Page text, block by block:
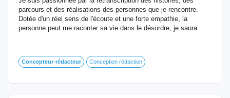
parcours et des réalisations des personnes que je rencontre.
Dotée d'un réel sens de l'écoute et une forte empathie, la
personne peut me raconter sa vie dans le désordre, je saura...
Concepteur-rédacteur Conception rédaction